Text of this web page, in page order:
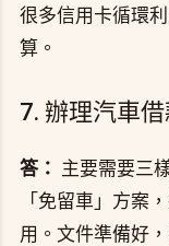
很多信用卡循環
算。
7. 辦理汽車
答： 主要需要三
「免留車」方案
用。文件準備好